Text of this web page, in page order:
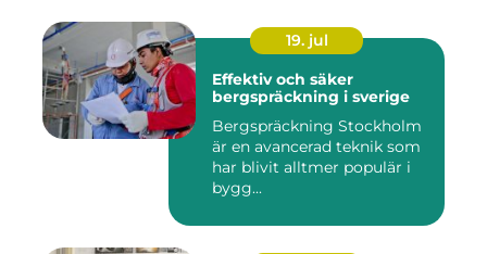
19. jul
Effektiv och säker
bergspräckning i sverige
Bergspräckning Stockholm
är en avancerad teknik som
har blivit alltmer populär i
bygg...